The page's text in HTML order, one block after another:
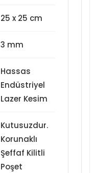
25 x 25 cm
3 mm
Hassas
Endüstriyel
Lazer Kesim
Kutusuzdur.
Korunaklı
Şeffaf Kilitli
Poşet